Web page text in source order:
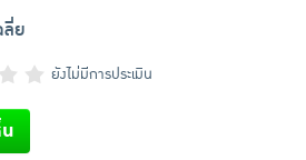
ลี่ย
ยังไม่มีการประเมิน